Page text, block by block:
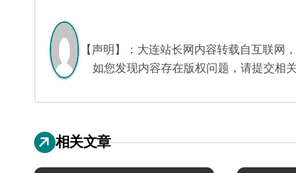
航
【声明】：大连站长网内容转载自互联网
如您发现内容存在版权问题，请提交相
相关文章